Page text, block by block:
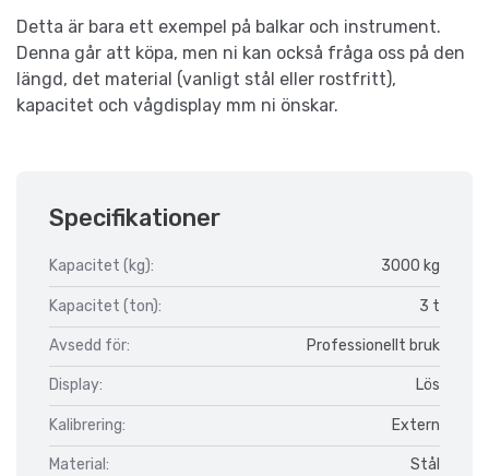
Detta är bara ett exempel på balkar och instrument.
Denna går att köpa, men ni kan också fråga oss på den
längd, det material (vanligt stål eller rostfritt),
kapacitet och vågdisplay mm ni önskar.
Specifikationer
Kapacitet (kg): 3000 kg
Kapacitet (ton): 3 t
Avsedd för: Professionellt bruk
Display: Lös
Kalibrering: Extern
Material: Stål